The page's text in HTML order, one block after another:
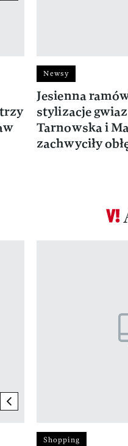
Newsy
Jesienna
stylizacje
Tarnowska i
zachwyciły
previous element
Shopping